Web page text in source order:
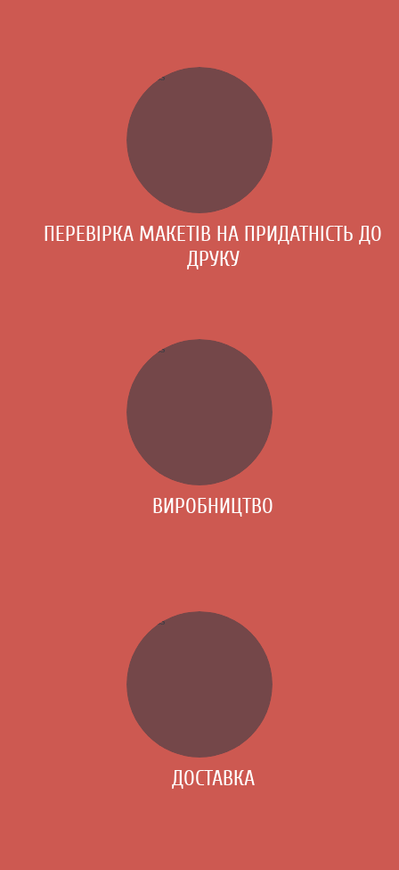
ПЕРЕВІРКА МАКЕТІВ НА ПРИДАТНІСТЬ ДО
ДРУКУ
ВИРОБНИЦТВО
ДОСТАВКА